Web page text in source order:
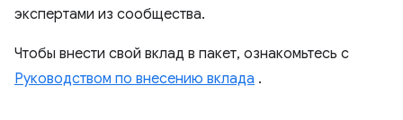
экспертами из сообщества.
Чтобы внести свой вклад в пакет, ознакомьтесь с
Руководством по внесению вклада .